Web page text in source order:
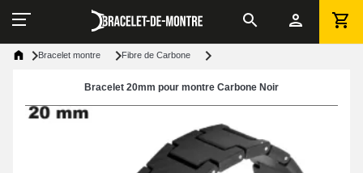
Bracelet montre Fibre de Carbone
Bracelet 20mm pour montre Carbone Noir